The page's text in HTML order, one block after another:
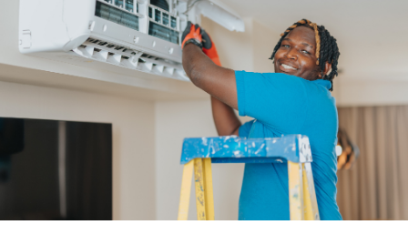
Scholieren
Volwassenen
Bedrijven
Ouders
Blogs & actualiteiten
Organisatie